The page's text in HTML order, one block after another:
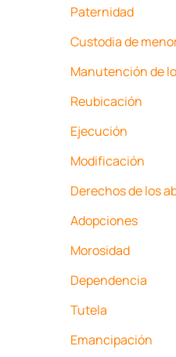
Paternidad
Custodia de
Manutención de
Reubicación
Ejecución
Modificación
Derechos de los
Adopciones
Morosidad
Dependencia
Tutela
Emancipación